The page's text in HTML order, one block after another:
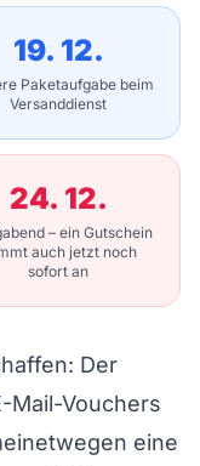
19. 12.
Paketaufgabe beim
Versanddienst
24. 12.
– ein Gutschein
auch jetzt noch
sofort an
Der
Mail-Vouchers
eine